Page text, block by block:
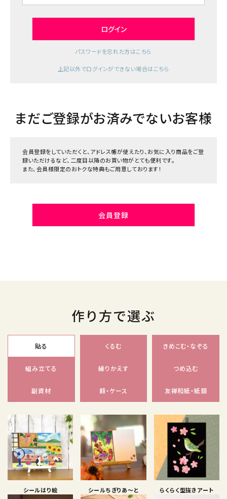
コーポレートサイト
介護施設関係の方へ
ACCOUNT MENU
ログイン person 会員登録
ログイン
パスワードを忘れた方はこちら
上記以外でログインができない場合はこちら
まだご登録がお済みでないお客様
会員登録をしていただくと、アドレス帳が使えたり、お気に入り商品をご登
録いただけるなど、二度目以降のお買い物がとても便利です。
また、会員様限定のおトクな特典もご用意しております！
会員登録
作り方で選ぶ
貼る くるむ きめこむ・なぞる
組み立てる 繰りかえす つめ込む
副資材 額・ケース 友禅和紙・紙類
シールはり絵 シールちぎりあ〜と らくらく型抜きアート